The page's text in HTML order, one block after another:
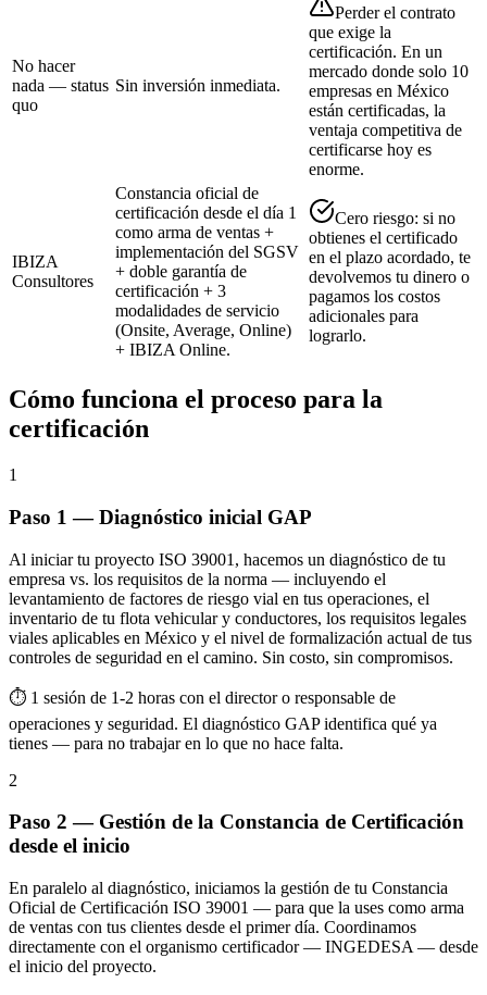
No hacer
nada — status
quo
Sin inversión inmediata.
Perder el contrato
que exige la
certificación. En un
mercado donde solo 10
empresas en México
están certificadas, la
ventaja competitiva de
certificarse hoy es
enorme.
IBIZA
Consultores
Constancia oficial de
certificación desde el día 1
como arma de ventas +
implementación del SGSV
+ doble garantía de
certificación + 3
modalidades de servicio
(Onsite, Average, Online)
+ IBIZA Online.
Cero riesgo: si no
obtienes el certificado
en el plazo acordado, te
devolvemos tu dinero o
pagamos los costos
adicionales para
lograrlo.
Cómo funciona el proceso para la
certificación
1
Paso 1 — Diagnóstico inicial GAP
Al iniciar tu proyecto ISO 39001, hacemos un diagnóstico de tu
empresa vs. los requisitos de la norma — incluyendo el
levantamiento de factores de riesgo vial en tus operaciones, el
inventario de tu flota vehicular y conductores, los requisitos legales
viales aplicables en México y el nivel de formalización actual de tus
controles de seguridad en el camino. Sin costo, sin compromisos.
⏱ 1 sesión de 1-2 horas con el director o responsable de
operaciones y seguridad. El diagnóstico GAP identifica qué ya
tienes — para no trabajar en lo que no hace falta.
2
Paso 2 — Gestión de la Constancia de Certificación
desde el inicio
En paralelo al diagnóstico, iniciamos la gestión de tu Constancia
Oficial de Certificación ISO 39001 — para que la uses como arma
de ventas con tus clientes desde el primer día. Coordinamos
directamente con el organismo certificador — INGEDESA — desde
el inicio del proyecto.